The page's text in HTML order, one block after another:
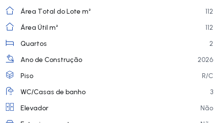
Área Total do Lote m²
112
Área Útil m²
112
Quartos
2
Ano de Construção
2026
Piso
R/C
WC/Casas de banho
3
Elevador
Não